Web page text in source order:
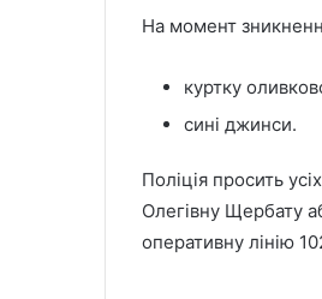
На момент
куртку
сині джинси.
Поліція просить
Олегівну Щербату
оперативну лінію